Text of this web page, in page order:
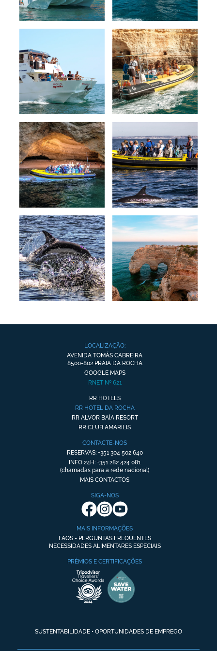
LOCALIZAÇÃO:
AVENIDA TOMÁS CABREIRA
8500-802 PRAIA DA ROCHA
GOOGLE MAPS
RNET Nº 621
RR HOTELS
RR HOTEL DA ROCHA
RR ALVOR BAÍA RESORT
RR CLUB AMARILIS
CONTACTE-NOS
RESERVAS: +351 304 502 640
INFO 24H: +351 282 424 081
(chamadas para a rede nacional)
MAIS CONTACTOS
SIGA-NOS
MAIS INFORMAÇÕES
FAQS - PERGUNTAS FREQUENTES
NECESSIDADES ALIMENTARES ESPECIAIS
PRÉMIOS E CERTIFICAÇÕES
SUSTENTABILIDADE • OPORTUNIDADES DE EMPREGO